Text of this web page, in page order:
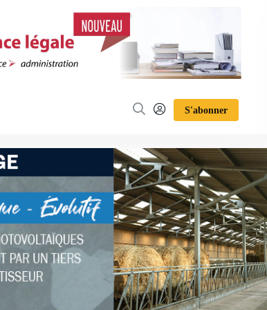
S'abonner